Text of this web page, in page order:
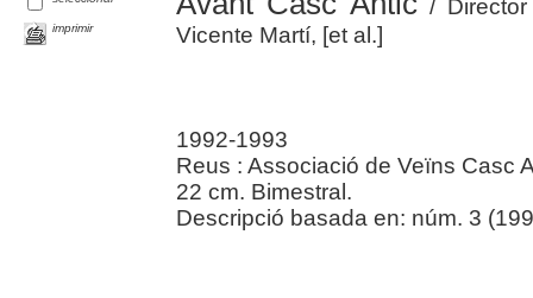
imprimir
/
Vicente Martí, [et al.]
1992-1993
Reus : Associació de Veïns Casc
22 cm. Bimestral.
Descripció basada en: núm. 3